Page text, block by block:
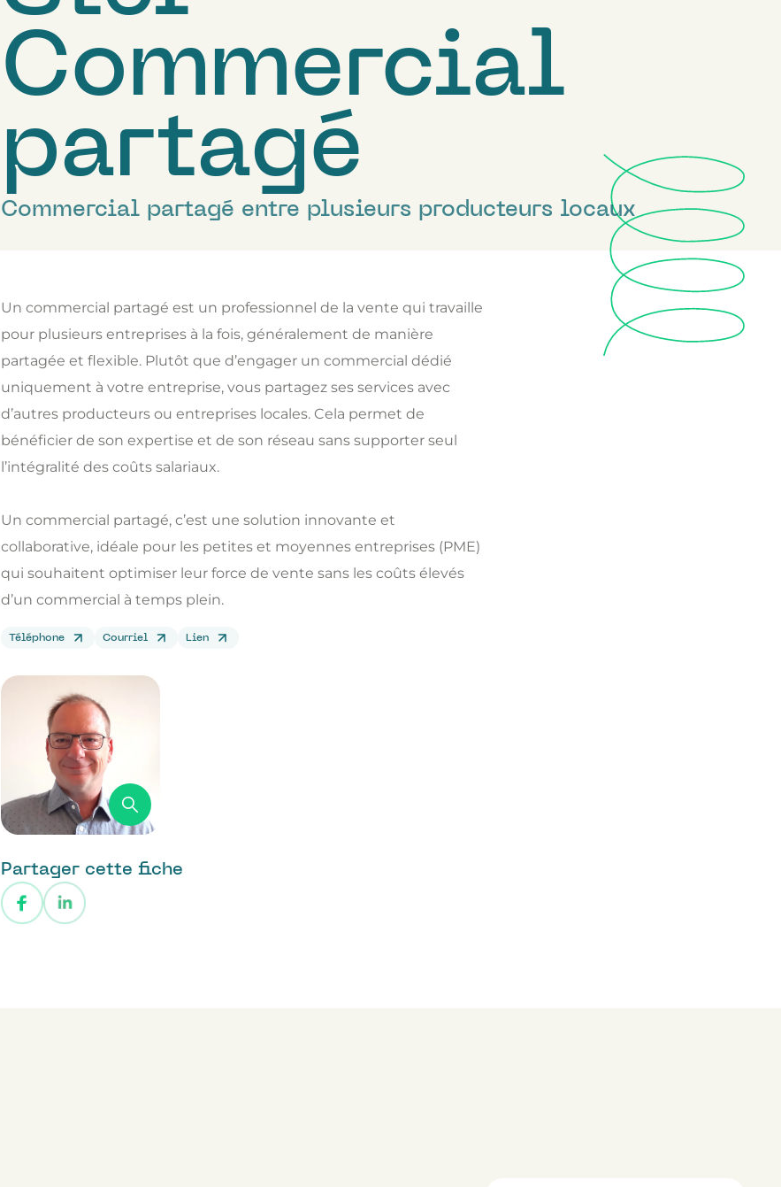
Commercial
partagé
Commercial partagé entre plusieurs producteurs locaux
Un commercial partagé est un professionnel de la vente qui travaille
pour plusieurs entreprises à la fois, généralement de manière
partagée et flexible. Plutôt que d’engager un commercial dédié
uniquement à votre entreprise, vous partagez ses services avec
d’autres producteurs ou entreprises locales. Cela permet de
bénéficier de son expertise et de son réseau sans supporter seul
l’intégralité des coûts salariaux.
Un commercial partagé, c’est une solution innovante et
collaborative, idéale pour les petites et moyennes entreprises (PME)
qui souhaitent optimiser leur force de vente sans les coûts élevés
d’un commercial à temps plein.
Téléphone Courriel Lien
Partager cette fiche